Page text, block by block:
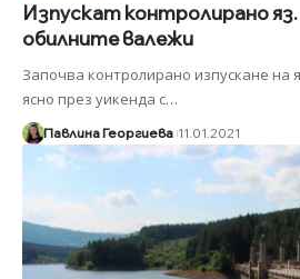
Изпускат контролирано
обилните валежи
Започва контролирано изпускане на
ясно през уикенда с…
Павлина Георгиева 11.01.2021